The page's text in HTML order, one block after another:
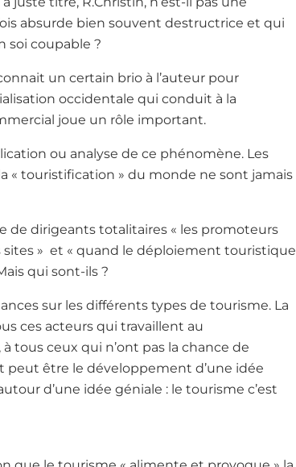
absurde bien souvent destructrice et qui
soi coupable ?
un certain brio à l’auteur pour
occidentale qui conduit à la
joue un rôle important.
ou analyse de ce phénomène. Les
« touristification » du monde ne sont jamais
dirigeants totalitaires « les promoteurs
sites » et « quand le déploiement touristique
qui sont-ils ?
sur les différents types de tourisme. La
ces acteurs qui travaillent au
tous ceux qui n’ont pas la chance de
peut être le développement d’une idée
d’une idée géniale : le tourisme c’est